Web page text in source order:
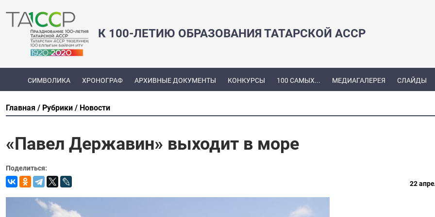
К 100-ЛЕТИЮ ОБРАЗОВАНИЯ ТАТАРСКОЙ АССР
СИМВОЛИКА ХРОНОГРАФ АРХИВНЫЕ ДОКУМЕНТЫ КОНКУРСЫ 100 САМЫХ... МЕДИАГАЛЕРЕЯ СЛАЙДЫ
Главная Рубрики Новости
«Павел Державин» выходит в море
Поделиться:
22